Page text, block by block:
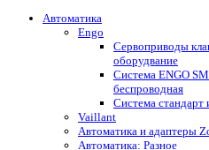
Автоматика
Engo
Сервоприводы
оборудвание
Система ENGO
беспроводная
Система стандарт
Vaillant
Автоматика и адаптеры
Автоматика: Разное